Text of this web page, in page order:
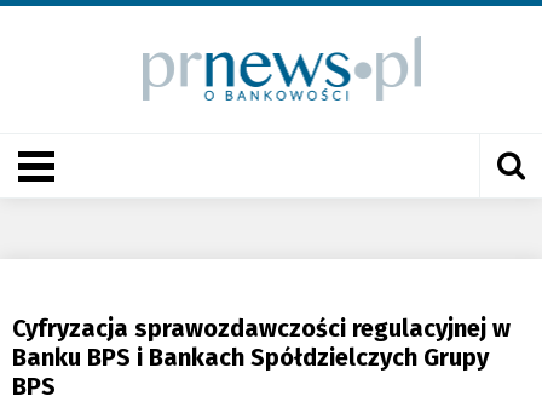
Cyfryzacja sprawozdawczości regulacyjnej w
Banku BPS i Bankach Spółdzielczych Grupy
BPS